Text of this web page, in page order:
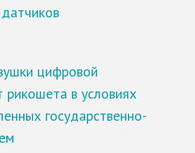
цифровой
в условиях
государственно-